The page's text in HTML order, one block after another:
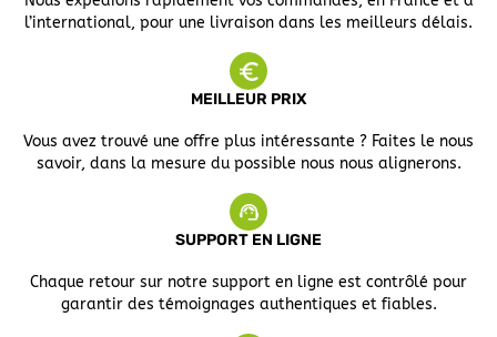
l’international, pour une livraison dans les meilleurs délais.
MEILLEUR PRIX
Vous avez trouvé une offre plus intéressante ? Faites le nous
savoir, dans la mesure du possible nous nous alignerons.
SUPPORT EN LIGNE
Chaque retour sur notre support en ligne est contrôlé pour
garantir des témoignages authentiques et fiables.